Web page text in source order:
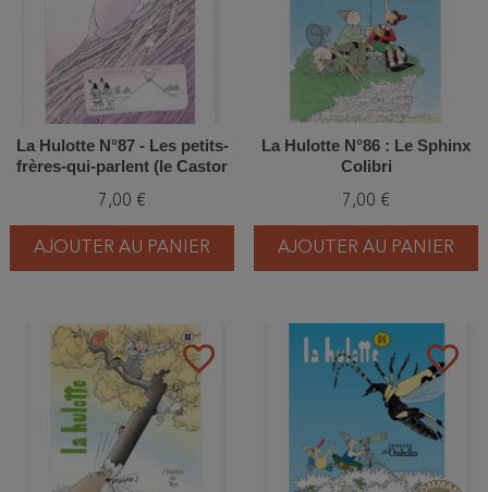
La Hulotte N°87 - Les petits-
frères-qui-parlent (le Castor
7,00 €
AJOUTER AU PANIER
La Hulotte N°86 : Le Sphinx
Colibri
7,00 €
AJOUTER AU PANIER
favorite_border favorite_border